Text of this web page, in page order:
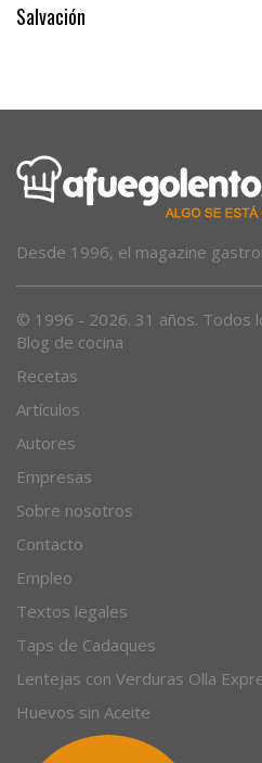
Salvación
Desde 1996, el magazine
© 1996 - 2026. 31 años. Todos
Blog de cocina
Recetas
Artículos
Autores
Empresas
Sobre nosotros
Contacto
Empleo
Textos legales
Taps de Cadaques
Lentejas con Verduras Olla
Huevos sin Aceite